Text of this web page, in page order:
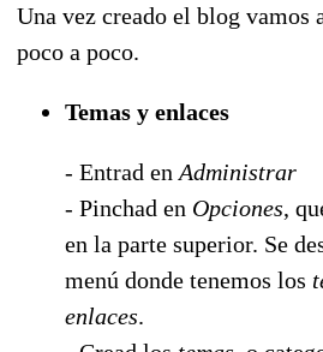
Una vez creado el blog vamos
poco a poco.
Temas y enlaces
- Entrad en Administrar
- Pinchad en Opciones,
en la parte superior. Se
menú donde tenemos los
enlaces.